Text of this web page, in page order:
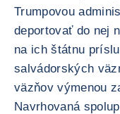
Trumpovou
deportovať do nej
na ich štátnu
salvádorských
väzňov výmenou
Navrhovaná